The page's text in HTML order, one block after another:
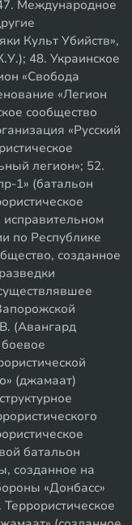
Международное
Культ Убийств»,
48. Украинское
«Свобода
«Легион
сообщество
«Русский
легион»; 52.
1» (батальон
по Республике
созданное
(Авангард
(джамаат)
батальон
созданное на
«Донбасс»